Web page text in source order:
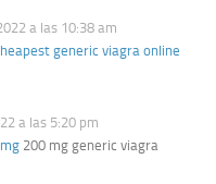
a las 10:38 am
generic viagra online
a las 5:20 pm
200 mg generic viagra